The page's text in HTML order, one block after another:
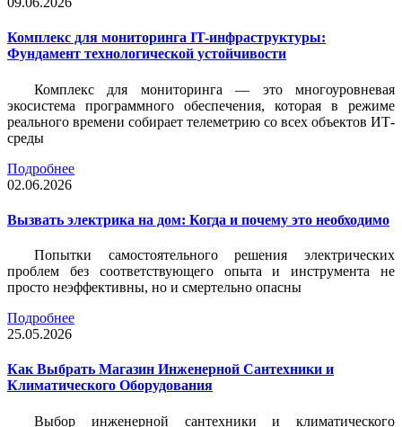
Комплекс для мониторинга IT-инфраструктуры:
Фундамент технологической устойчивости
Комплекс для мониторинга — это многоуровневая
экосистема программного обеспечения, которая в режиме
реального времени собирает телеметрию со всех объектов ИТ-
среды
Подробнее
02.06.2026
Вызвать электрика на дом: Когда и почему это необходимо
Попытки самостоятельного решения электрических
проблем без соответствующего опыта и инструмента не
просто неэффективны, но и смертельно опасны
Подробнее
25.05.2026
Как Выбрать Магазин Инженерной Сантехники и
Климатического Оборудования
Выбор инженерной сантехники и климатического